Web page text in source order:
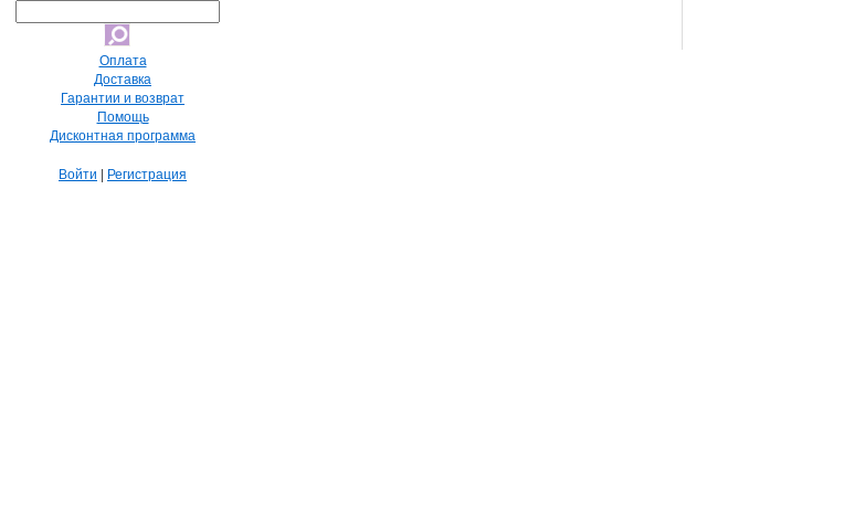
Оплата
Доставка
Гарантии и возврат
Помощь
Дисконтная программа
Войти | Регистрация